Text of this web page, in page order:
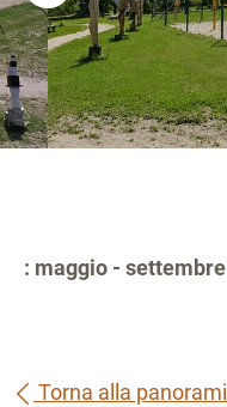
: maggio - settembre
Torna alla